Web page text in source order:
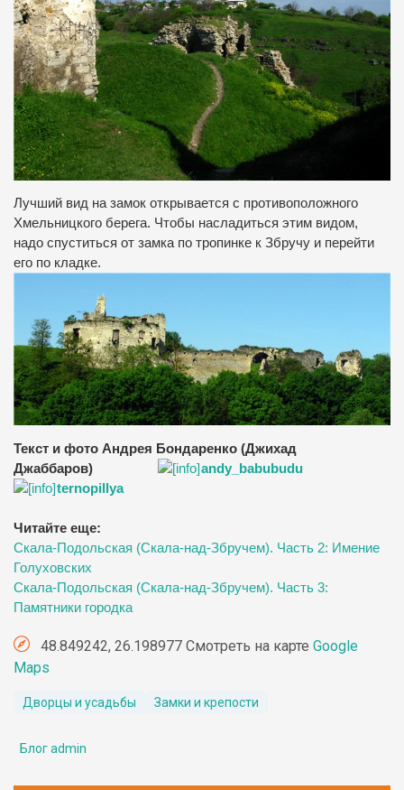
Лучший вид на замок открывается с противоположного
Хмельницкого берега. Чтобы насладиться этим видом,
надо спуститься от замка по тропинке к Збручу и перейти
его по кладке.
Текст и фото Андрея Бондаренко (Джихад
Джаббаров)
andy_babubudu
ternopillya
Читайте еще:
Скала-Подольская (Скала-над-Збручем). Часть 2: Имение
Голуховских
Скала-Подольская (Скала-над-Збручем). Часть 3:
Памятники городка
48.849242, 26.198977 Смотреть на карте Google
Maps
Дворцы и усадьбы Замки и крепости
Блог admin